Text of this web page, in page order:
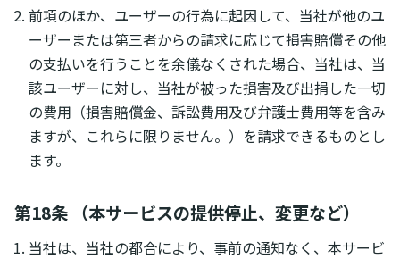
前項のほか、ユーザーの行為に起因して、当社が他のユ
ーザーまたは第三者からの請求に応じて損害賠償その他
の支払いを行うことを余儀なくされた場合、当社は、当
該ユーザーに対し、当社が被った損害及び出捐した一切
の費用（損害賠償金、訴訟費用及び弁護士費用等を含み
ますが、これらに限りません。）を請求できるものとし
ます。
第18条 （本サービスの提供停止、変更など）
当社は、当社の都合により、事前の通知なく、本サービ